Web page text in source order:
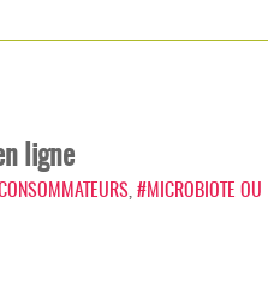
ligne
#MICROBIOTE